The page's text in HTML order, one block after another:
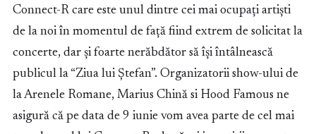
Connect-R care este unul dintre cei mai ocupați artiști
de la noi în momentul de față fiind extrem de solicitat la
concerte, dar și foarte nerăbdător să își întâlnească
publicul la “Ziua lui Ștefan”. Organizatorii show-ului de
la Arenele Romane, Marius Chină si Hood Famous ne
asigură că pe data de 9 iunie vom avea parte de cel mai